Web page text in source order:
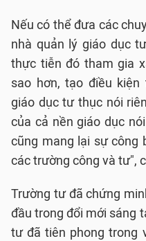
Nếu có thể đưa các
nhà quản lý giáo dục
thực tiễn đó tham gia
sao hơn, tạo điều
giáo dục tư thục nói
của cả nền giáo dục
cũng mang lại sự công
các trường công và tư",
Trường tư đã chứng
đầu trong đổi mới sáng
tư đã tiên phong trong